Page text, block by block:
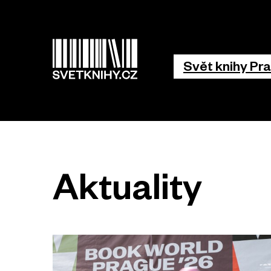
Hlavní
Svět knihy
Aktuality